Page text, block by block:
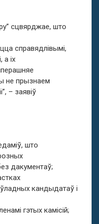
сцвярджае, што
справядлівымі,
а іх
не прызнаем
– заявіў
што
дакументаў;
кандыдатаў і
гэтых камісій;